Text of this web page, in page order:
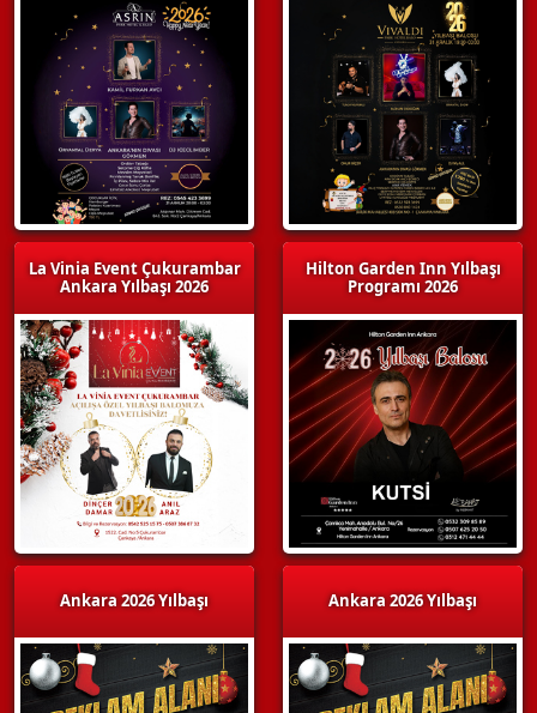
La Vinia Event Çukurambar
Ankara Yılbaşı 2026
Ankara 2026 Yılbaşı
Hilton Garden Inn Yılbaşı
Programı 2026
Ankara 2026 Yılbaşı